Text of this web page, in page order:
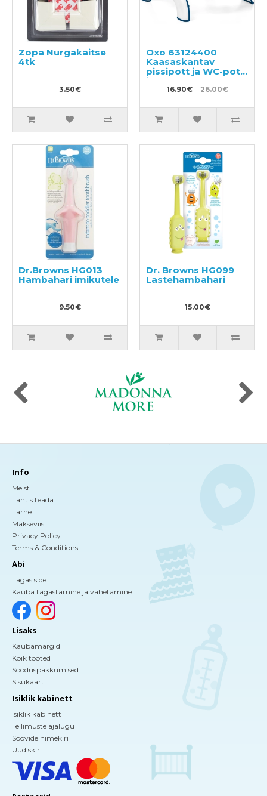
Zopa Nurgakaitse
4tk
3.50€
Oxo 63124400
Kaasaskantav
pissipott ja WC-poti
iste
16.90€ 26.00€
Dr.Browns HG013
Hambahari imikutele
9.50€
Dr. Browns HG099
Lastehambahari
15.00€
Info
Meist
Tähtis teada
Tarne
Makseviis
Privacy Policy
Terms & Conditions
Abi
Tagasiside
Kauba tagastamine ja vahetamine
Lisaks
Kaubamärgid
Kõik tooted
Sooduspakkumised
Sisukaart
Isiklik kabinett
Isiklik kabinett
Tellimuste ajalugu
Soovide nimekiri
Uudiskiri